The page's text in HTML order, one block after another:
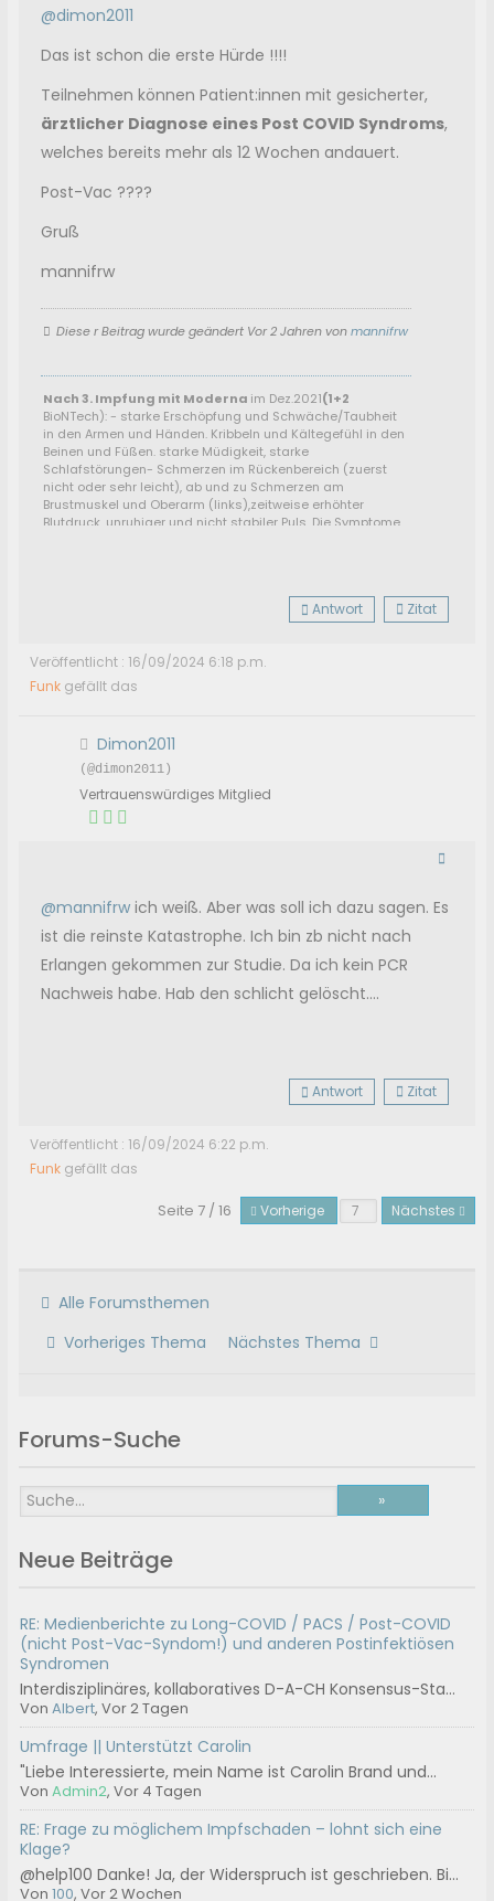
@dimon2011
Das ist schon die erste Hürde !!!!
Teilnehmen können Patient:innen mit gesicherter,
ärztlicher Diagnose eines Post COVID Syndroms,
welches bereits mehr als 12 Wochen andauert.
Post-Vac ????
Gruß
mannifrw
Diese r Beitrag wurde geändert Vor 2 Jahren vonmannifrw
Nach 3. Impfung mit Moderna im Dez.2021(1+2
BioNTech):- starke Erschöpfung und Schwäche/Taubheit
in den Armen und Händen. Kribbeln und Kältegefühl in den
Beinen und Füßen. starke Müdigkeit, starke
Schlafstörungen- Schmerzen im Rückenbereich (zuerst
nicht oder sehr leicht), ab und zu Schmerzen am
Brustmuskel und Oberarm (links),zeitweise erhöhter
Blutdruck, unruhiger und nicht stabiler Puls. Die Symptome
mit Rückschlägen. Momentan: Noch öfters stärkere
Alle anderen Beschwerden sind
Derzeit keine so richtige Behandlung durch Ärzte
bzw. noch nicht den richtigen gefunden.
Antwort Zitat
Veröffentlicht : 16/09/2024 6:18 p.m.
Funk gefällt das
Dimon2011
(@dimon2011)
Vertrauenswürdiges Mitglied
@mannifrw ich weiß. Aber was soll ich dazu sagen. Es
ist die reinste Katastrophe. Ich bin zb nicht nach
Erlangen gekommen zur Studie. Da ich kein PCR
Nachweis habe. Hab den schlicht gelöscht....
Antwort Zitat
Veröffentlicht : 16/09/2024 6:22 p.m.
Funk gefällt das
Seite 7 / 16 Vorherige Nächstes
Alle Forumsthemen
Vorheriges Thema
Nächstes Thema
Forums-Suche
Neue Beiträge
RE: Medienberichte zu Long-COVID / PACS / Post-COVID
(nicht Post-Vac-Syndom!) und anderen Postinfektiösen
Syndromen
Interdisziplinäres, kollaboratives D-A-CH Konsensus-Sta...
VonAlbert, Vor 2 Tagen
Umfrage || Unterstützt Carolin
"Liebe Interessierte, mein Name ist Carolin Brand und...
VonAdmin2, Vor 4 Tagen
RE: Frage zu möglichem Impfschaden – lohnt sich eine
Klage?
@help100 Danke! Ja, der Widerspruch ist geschrieben. Bi...
Von100, Vor 2 Wochen